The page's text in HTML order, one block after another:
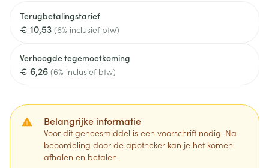
Terugbetalingstarief
€ 10,53 (6% inclusief btw)
Verhoogde tegemoetkoming
€ 6,26 (6% inclusief btw)
Belangrijke informatie
Voor dit geneesmiddel is een voorschrift nodig. Na
beoordeling door de apotheker kan je het komen
afhalen en betalen.